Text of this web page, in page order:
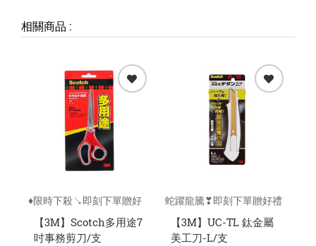
相關商品 :
♦限時下殺↘即刻下單贈好
【3M】Scotch多用途7
吋事務剪刀/支
蛇躍龍騰❣即刻下單贈好禮
【3M】UC-TL 鈦金屬
美工刀-L/支